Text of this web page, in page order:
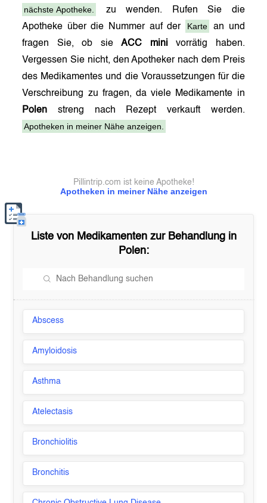
nächste Apotheke.
zu wenden. Rufen Sie die
Apotheke über die Nummer auf der
Karte
an und
fragen Sie, ob sieACC mini vorrätig haben.
Vergessen Sie nicht, den Apotheker nach dem Preis
des Medikamentes und die Voraussetzungen für die
Verschreibung zu fragen, da viele Medikamente in
Polen streng nach Rezept verkauft werden.
Apotheken in meiner Nähe anzeigen.
Apotheken in meiner Nähe anzeigen
Pillintrip.com ist keine Apotheke!
Liste von Medikamenten zur Behandlung in
Polen:
Abscess
Amyloidosis
Asthma
Atelectasis
Bronchiolitis
Bronchitis